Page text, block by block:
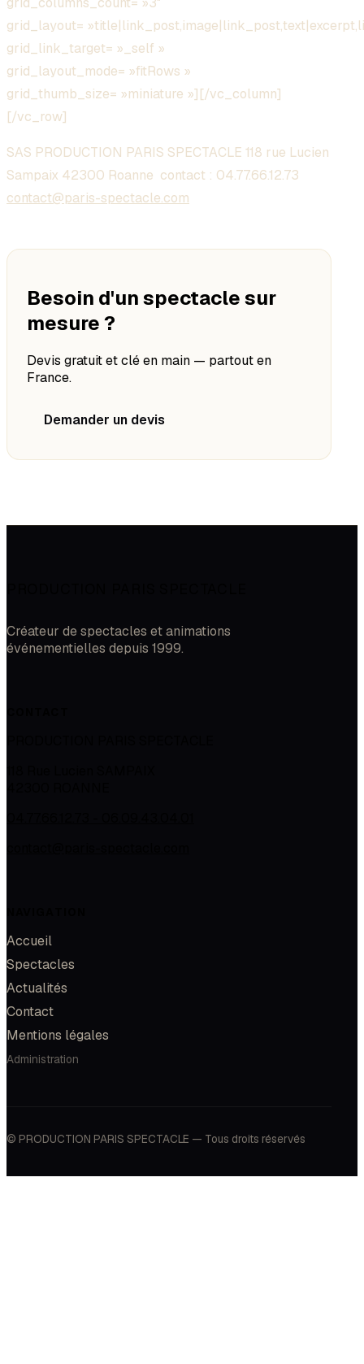
grid_layout=
grid_link_target= »_self »
grid_layout_mode= »fitRows »
grid_thumb_size= »miniature »][/vc_column]
[/vc_row]
SAS PRODUCTION PARIS SPECTACLE 118 rue Lucien
Sampaix 42300 Roanne contact : 04.77.66.12.73
contact@paris-spectacle.com
Besoin d'un spectacle sur
mesure ?
Devis gratuit et clé en main — partout en
France.
Demander un devis
Créateur de spectacles et animations
événementielles depuis 1999.
Accueil
Spectacles
Actualités
Contact
Mentions légales
Administration
© PRODUCTION PARIS SPECTACLE — Tous droits réservés